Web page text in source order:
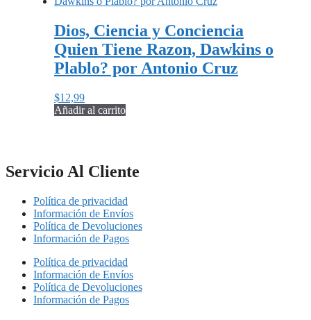
Dios, Ciencia y Conciencia
Quien Tiene Razon, Dawkins o
Plablo? por Antonio Cruz
$12,99
Añadir al carrito
Servicio Al Cliente
Política de privacidad
Información de Envíos
Política de Devoluciones
Información de Pagos
Política de privacidad
Información de Envíos
Política de Devoluciones
Información de Pagos